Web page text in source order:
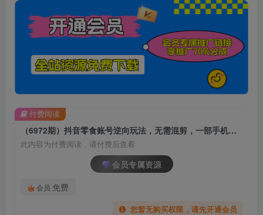
（6972期）抖音零食账号逆向玩法，无需混剪，一部手机实现月入过万
此内容为付费阅读，请付费后查看
会员专属资源
会员 免费
您暂无购买权限，请先开通会员
付费阅读